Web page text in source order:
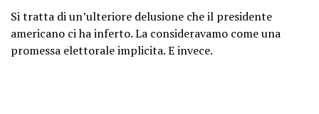
Si tratta di un’ulteriore delusione che il presidente
americano ci ha inferto. La consideravamo come una
promessa elettorale implicita. E invece.